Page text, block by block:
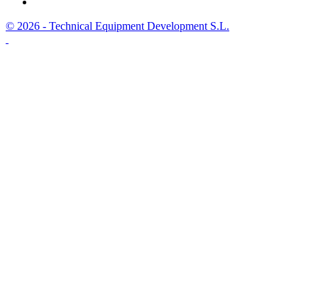
© 2026 - Technical Equipment Development S.L.